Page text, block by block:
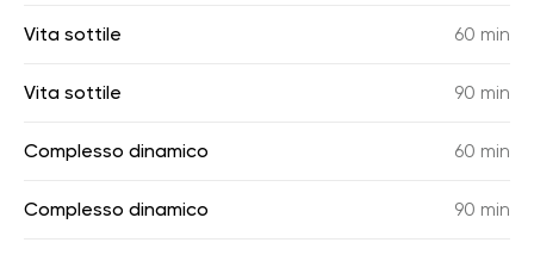
Vita sottile 60 min
Vita sottile 90 min
Complesso dinamico 60 min
Complesso dinamico 90 min